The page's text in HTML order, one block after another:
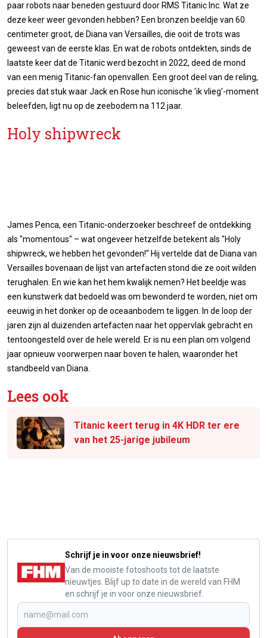
paar robots naar beneden gestuurd door RMS Titanic Inc. Wat ze
deze keer weer gevonden hebben? Een bronzen beeldje van 60
centimeter groot, de Diana van Versailles, die ooit de trots was
geweest van de eerste klas. En wat de robots ontdekten, sinds de
laatste keer dat de Titanic werd bezocht in 2022, deed de mond
van een menig Titanic-fan openvallen. Een groot deel van de reling,
precies dat stuk waar Jack en Rose hun iconische 'ik vlieg'-moment
beleefden, ligt nu op de zeebodem na 112 jaar.
Holy shipwreck
James Penca, een Titanic-onderzoeker beschreef de ontdekking
als "momentous" – wat ongeveer hetzelfde betekent als "Holy
shipwreck, we hebben het gevonden!" Hij vertelde dat de Diana van
Versailles bovenaan de lijst van artefacten stond die ze ooit wilden
terughalen. En wie kan het hem kwalijk nemen? Het beeldje was
een kunstwerk dat bedoeld was om bewonderd te worden, niet om
eeuwig in het donker op de oceaanbodem te liggen. In de loop der
jaren zijn al duizenden artefacten naar het oppervlak gebracht en
tentoongesteld over de hele wereld. Er is nu een plan om volgend
jaar opnieuw voorwerpen naar boven te halen, waaronder het
standbeeld van Diana.
Lees ook
Titanic keert terug in 4K HDR ter ere
van het 25-jarige jubileum
Schrijf je in voor onze nieuwsbrief!
Van de mooiste fotoshoots tot de laatste
nieuwtjes. Blijf up to date in de wereld van FHM
en schrijf je in voor onze nieuwsbrief.